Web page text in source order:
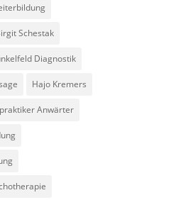
Schestak
Diagnostik
Hajo Kremers
Anwärter